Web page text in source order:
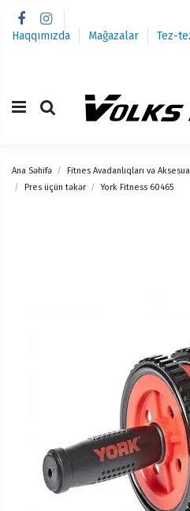
Haqqımızda Mağazalar
Tez-
Ana Səhifə Fitnes Avadanlıqları və
Pres üçün təkər
York Fitness 60465